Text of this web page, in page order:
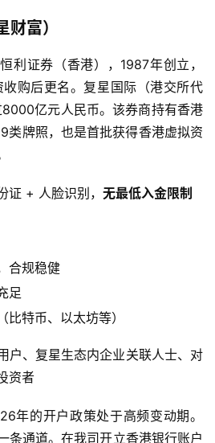
富）
利证券（香港），1987年创立，
购后更名。复星国际（港交所代
亿元人民币。该券商持有香港
类牌照，也是首批获得香港虚拟资
证 + 人脸识别， 无最低入金限制
合规稳健
足
比特币、以太坊等）
户、复星生态内企业关联人士、对
资者
年的开户政策处于高频变动期。
条通道。在我司开立香港银行账户